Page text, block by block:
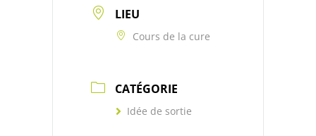
LIEU
Cours de la cure
CATÉGORIE
Idée de sortie